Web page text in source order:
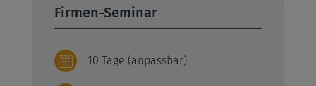
Firmen-Seminar
10 Tage (anpassbar)